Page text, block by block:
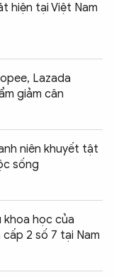
hiện tại Việt Nam
Lazada
giảm cân
niên khuyết tật
sống
khoa học của
cấp 2 số 7 tại Nam